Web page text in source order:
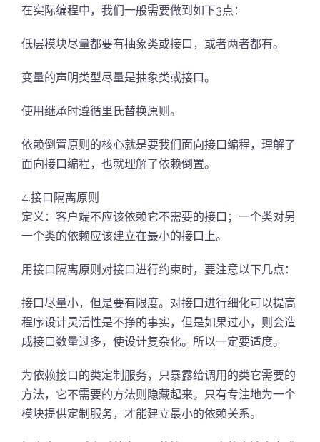
在实际编程中，我们一般需要做到如下3点：
低层模块尽量都要有抽象类或接口，或者两者都有。
变量的声明类型尽量是抽象类或接口。
使用继承时遵循里氏替换原则。
依赖倒置原则的核心就是要我们面向接口编程，理解了
面向接口编程，也就理解了依赖倒置。
4.接口隔离原则
定义：客户端不应该依赖它不需要的接口；一个类对另
一个类的依赖应该建立在最小的接口上。
用接口隔离原则对接口进行约束时，要注意以下几点：
接口尽量小，但是要有限度。对接口进行细化可以提高
程序设计灵活性是不挣的事实，但是如果过小，则会造
成接口数量过多，使设计复杂化。所以一定要适度。
为依赖接口的类定制服务，只暴露给调用的类它需要的
方法，它不需要的方法则隐藏起来。只有专注地为一个
模块提供定制服务，才能建立最小的依赖关系。